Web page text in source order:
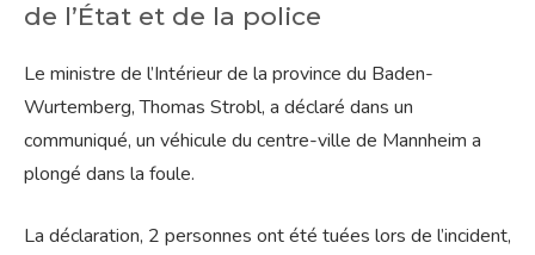
de l’État et de la police
Le ministre de l’Intérieur de la province du Baden-
Wurtemberg, Thomas Strobl, a déclaré dans un
communiqué, un véhicule du centre-ville de Mannheim a
plongé dans la foule.
La déclaration, 2 personnes ont été tuées lors de l’incident,